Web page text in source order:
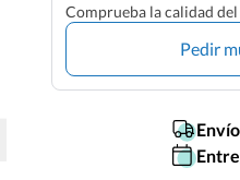
Comprueba la calidad
Pedir